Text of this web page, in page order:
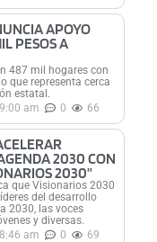
APOYO
PESOS A
487 mil hogares con
que representa cerca
estatal.
9:00 am 0 66
2030 CON
2030”
que Visionarios 2030
del desarrollo
2030, las voces
y diversas.
8:46 am 0 69